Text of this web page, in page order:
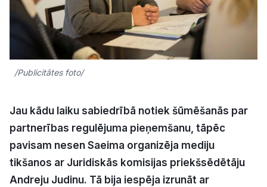
Video
Vieta
Sludinājumi
Pasākumi
/Publicitātes foto/
Jau kādu laiku sabiedrībā notiek šūmēšanās par
partnerības regulējuma pieņemšanu, tāpēc
pavisam nesen Saeima organizēja mediju
tikšanos ar Juridiskās komisijas priekšsēdētāju
Andreju Judinu. Tā bija iespēja izrunāt ar